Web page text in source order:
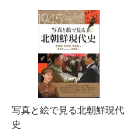
写真と絵で見る北朝鮮現代
史